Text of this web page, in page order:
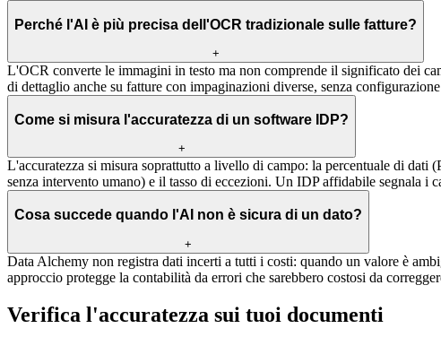
Perché l'AI è più precisa dell'OCR tradizionale sulle fatture?
+
L'OCR converte le immagini in testo ma non comprende il significato dei
di dettaglio anche su fatture con impaginazioni diverse, senza
Come si misura l'accuratezza di un software IDP?
+
L'accuratezza si misura soprattutto a livello di campo: la percentuale di dati
senza intervento umano) e il tasso di eccezioni. Un IDP affidabile segnala i
Cosa succede quando l'AI non è sicura di un dato?
+
Data Alchemy non registra dati incerti a tutti i costi: quando un valore è
approccio protegge la contabilità da errori che sarebbero costosi da
Verifica l'accuratezza sui tuoi documenti